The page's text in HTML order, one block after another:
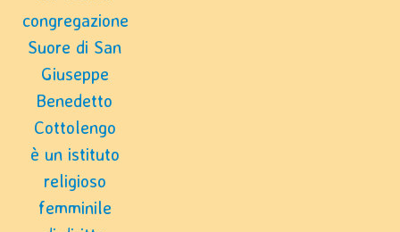
congregazione
Suore di San
Giuseppe
Benedetto
Cottolengo
è un istituto
religioso
femminile